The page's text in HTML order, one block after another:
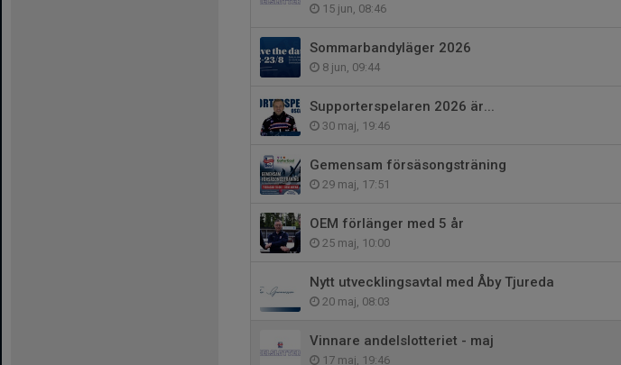
15 jun, 08:46
Sommarbandyläger 2026
8 jun, 09:44
Supporterspelaren 2026 är...
30 maj, 19:46
Gemensam försäsongsträning
29 maj, 17:51
OEM förlänger med 5 år
25 maj, 10:00
Nytt utvecklingsavtal med Åby Tjureda
20 maj, 08:03
Vinnare andelslotteriet - maj
17 maj, 19:46